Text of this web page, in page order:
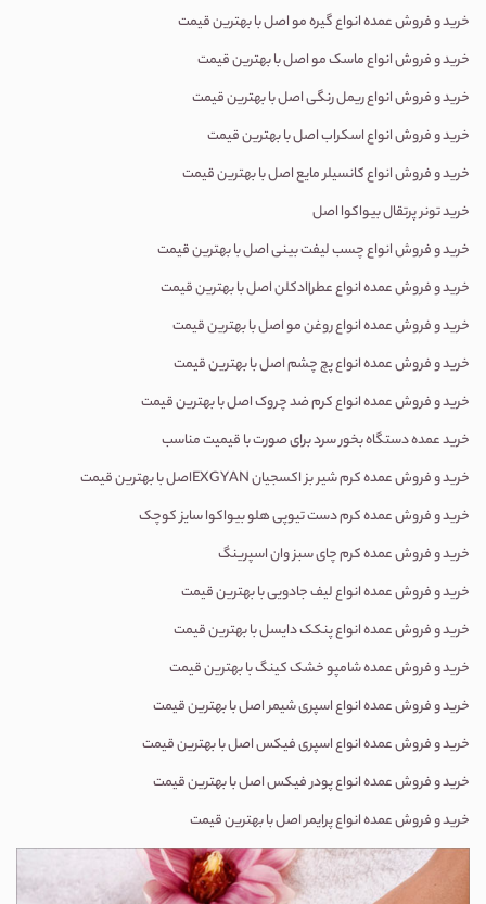
خرید و فروش عمده انواع گیره مو اصل با بهترین قیمت
خرید و فروش انواع ماسک مو اصل با بهترین قیمت
خرید و فروش انواع ریمل رنگی اصل با بهترین قیمت
خرید و فروش انواع اسکراب اصل با بهترین قیمت
خرید و فروش انواع کانسیلر مایع اصل با بهترین قیمت
خرید تونر پرتقال بیواکوا اصل
خرید و فروش انواع چسب لیفت بینی اصل با بهترین قیمت
خرید و فروش عمده انواع عطر|ادکلن اصل با بهترین قیمت
خرید و فروش عمده انواع روغن مو اصل با بهترین قیمت
خرید و فروش عمده انواع پچ چشم اصل با بهترین قیمت
خرید و فروش عمده انواع کرم ضد چروک اصل با بهترین قیمت
خرید عمده دستگاه بخور سرد برای صورت با قیمیت مناسب
خرید و فروش عمده کرم شیر بز اکسجیان
اصل با بهترین قیمت
خرید و فروش عمدهکرم دست تیوپی هلو بیواکوا سایز کوچک
خرید و فروش عمده کرم چای سبز وان اسپرینگ
خرید و فروش عمده انواع لیف جادویی با بهترین قیمت
خرید و فروش عمده انواع پنکک دایسل با بهترین قیمت
خرید و فروش عمده شامپو خشک کینگ با بهترین قیمت
خرید و فروش عمده انواع اسپری شیمر اصل با بهترین قیمت
خرید و فروش عمده انواع اسپری فیکس اصل با بهترین قیمت
خرید و فروش عمده انواع پودر فیکس اصل با بهترین قیمت
خرید و فروش عمده انواع پرایمر اصل با بهترین قیمت